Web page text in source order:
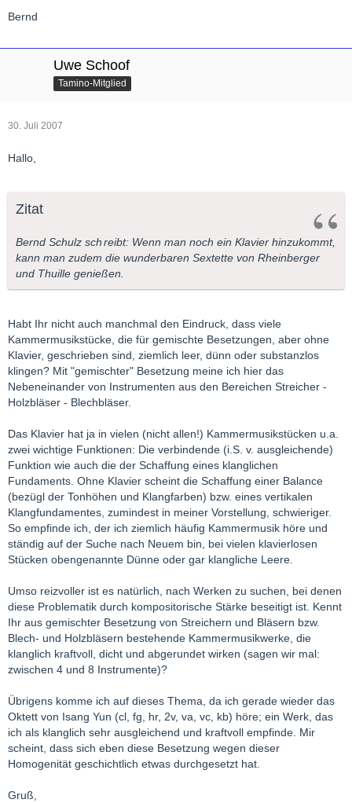
Bernd
Uwe Schoof
Tamino-Mitglied
30. Juli 2007
Hallo,
Zitat
Bernd Schulz schreibt: Wenn man noch ein Klavier hinzukommt,
kann man zudem die wunderbaren Sextette von Rheinberger
und Thuille genießen.
Habt Ihr nicht auch manchmal den Eindruck, dass viele
Kammermusikstücke, die für gemischte Besetzungen, aber ohne
Klavier, geschrieben sind, ziemlich leer, dünn oder substanzlos
klingen? Mit "gemischter" Besetzung meine ich hier das
Nebeneinander von Instrumenten aus den Bereichen Streicher -
Holzbläser - Blechbläser.
Das Klavier hat ja in vielen (nicht allen!) Kammermusikstücken u.a.
zwei wichtige Funktionen: Die verbindende (i.S. v. ausgleichende)
Funktion wie auch die der Schaffung eines klanglichen
Fundaments. Ohne Klavier scheint die Schaffung einer Balance
(bezügl der Tonhöhen und Klangfarben) bzw. eines vertikalen
Klangfundamentes, zumindest in meiner Vorstellung, schwieriger.
So empfinde ich, der ich ziemlich häufig Kammermusik höre und
ständig auf der Suche nach Neuem bin, bei vielen klavierlosen
Stücken obengenannte Dünne oder gar klangliche Leere.
Umso reizvoller ist es natürlich, nach Werken zu suchen, bei denen
diese Problematik durch kompositorische Stärke beseitigt ist. Kennt
Ihr aus gemischter Besetzung von Streichern und Bläsern bzw.
Blech- und Holzbläsern bestehende Kammermusikwerke, die
klanglich kraftvoll, dicht und abgerundet wirken (sagen wir mal:
zwischen 4 und 8 Instrumente)?
Übrigens komme ich auf dieses Thema, da ich gerade wieder das
Oktett von Isang Yun (cl, fg, hr, 2v, va, vc, kb) höre; ein Werk, das
ich als klanglich sehr ausgleichend und kraftvoll empfinde. Mir
scheint, dass sich eben diese Besetzung wegen dieser
Homogenität geschichtlich etwas durchgesetzt hat.
Gruß,